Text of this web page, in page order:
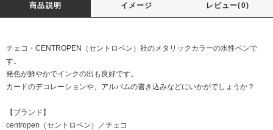
商品説明 イメージ レビュー(0)
チェコ・CENTROPEN（セントロペン）社のメタリックカラーの水性ペンで
す。
発色が鮮やかでインクの出も良好です。
カードのデコレーションや、アルバムの書き込みなどにいかがでしょうか？
【ブランド】
centropen（セントロペン）／チェコ